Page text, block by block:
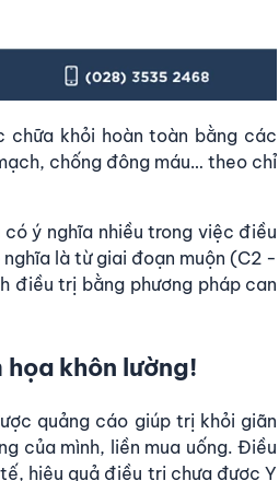
chữa khỏi hoàn toàn bằng các
chống đông máu… theo chỉ
ý nghĩa nhiều trong việc điều
là từ giai đoạn muộn (C2 -
điều trị bằng phương pháp can
khôn lường!
quảng cáo giúp trị khỏi giãn
của mình, liền mua uống. Điều
hiệu quả điều trị chưa được Y